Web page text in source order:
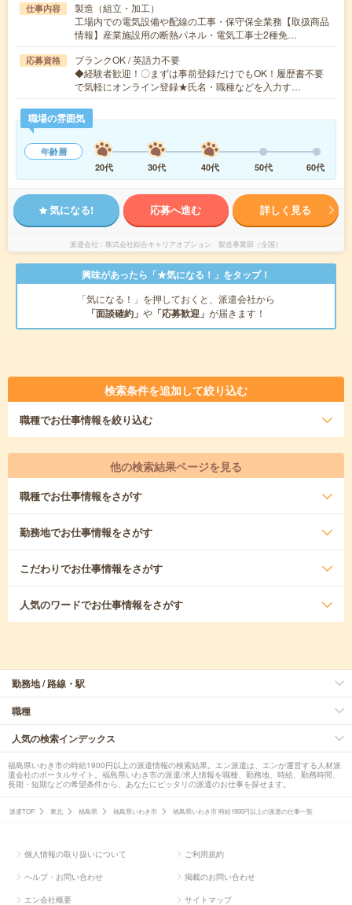
仕事内容
製造（組立・加工）
工場内での電気設備や配線の工事・保守保全業務【取扱商品
情報】産業施設用の断熱パネル・電気工事士2種免…
応募資格
ブランクOK / 英語力不要
◆経験者歓迎！〇まずは事前登録だけでもOK！履歴書不要
で気軽にオンライン登録★氏名・職種などを入力す…
職場の雰囲気
年齢層
20代
30代 40代 50代 60代
気になる! 応募へ進む 詳しく見る
派遣会社 株式会社綜合キャリアオプション 製造事業部（全国）
興味があったら「★気になる！」をタップ！
「気になる！」を押しておくと、派遣会社から
「面談確約」 や 「応募歓迎」 が届きます！
検索条件を追加して絞り込む
職種でお仕事情報を絞り込む
他の検索結果ページを見る
職種でお仕事情報をさがす
勤務地でお仕事情報をさがす
こだわりでお仕事情報をさがす
人気のワードでお仕事情報をさがす
勤務地 / 路線・駅
職種
人気の検索インデックス
福島県いわき市の時給1900円以上の派遣情報の検索結果。エン派遣は、エンが運営する人材派
遣会社のポータルサイト。福島県いわき市の派遣/求人情報を職種、勤務地、時給、勤務時間、
長期・短期などの希望条件から、あなたにピッタリの派遣のお仕事を探せます。
派遣TOP 東北 福島県 福島県いわき市 福島県いわき市 時給1900円以上の派遣の仕事一覧
個人情報の取り扱いについて ご利用規約
ヘルプ・お問い合わせ 掲載のお問い合わせ
エン会社概要 サイトマップ